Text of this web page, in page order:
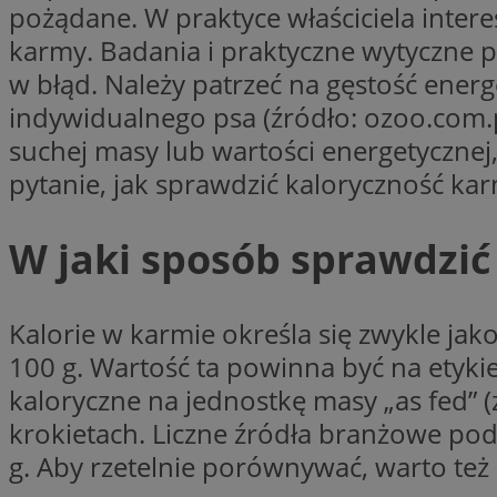
pożądane. W praktyce właściciela
karmy. Badania i praktyczne wytyczne
w błąd. Należy patrzeć na gęstość
indywidualnego psa (źródło:
suchej masy lub wartości
pytanie, jak sprawdzić kaloryczność
W jaki sposób
Kalorie w karmie określa się zwykle
100 g. Wartość ta powinna być na
kaloryczne na jednostkę masy „as
krokietach. Liczne źródła branżowe
g. Aby rzetelnie porównywać, warto też
Nazwa
_ga_QJYQY75XFT
c
_clck
b
Nazwa
bitoIsSecure
MUID
SRM_B
Nazwa
google_push
Nazwa
mlcwc
__Secure-YNID